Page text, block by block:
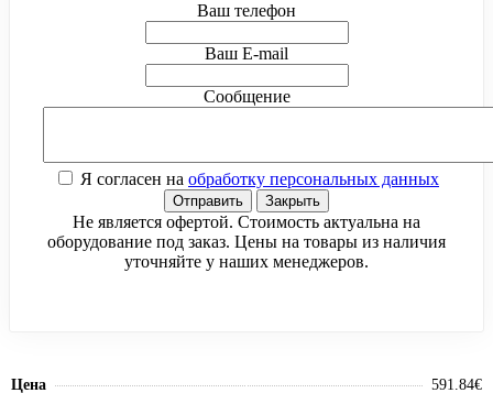
Ваш телефон
Ваш E-mail
Сообщение
Я согласен на обработку персональных данных
Отправить Закрыть
Не является офертой. Стоимость актуальна на
оборудование под заказ. Цены на товары из наличия
уточняйте у наших менеджеров.
Цена 591.84€